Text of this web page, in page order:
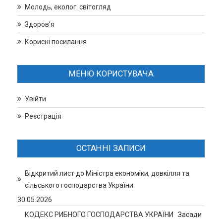
Молодь, еколог. світогляд
Здоров’я
Корисні посилання
МЕНЮ КОРИСТУВАЧА
Увійти
Реєстрація
ОСТАННІ ЗАПИСИ
Відкритий лист до Міністра економіки, довкілля та
сільського господарства України
30.05.2026
КОДЕКС РИБНОГО ГОСПОДАРСТВА УКРАЇНИ Засади